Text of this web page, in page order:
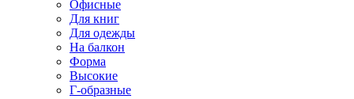
Офисные
Для книг
Для одежды
На балкон
Форма
Высокие
Г-образные